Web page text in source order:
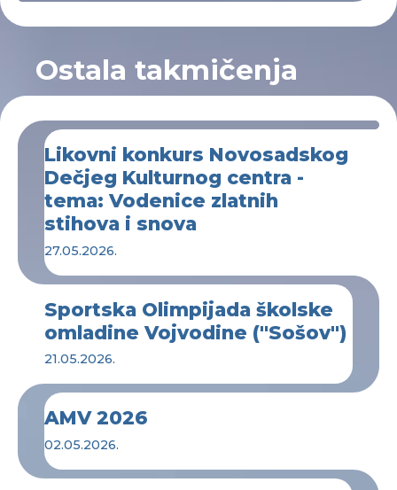
Ostala takmičenja
Likovni konkurs Novosadskog
Dečjeg Kulturnog centra -
tema: Vodenice zlatnih
stihova i snova
27.05.2026.
Sportska Olimpijada školske
omladine Vojvodine ("Sošov")
21.05.2026.
AMV 2026
02.05.2026.